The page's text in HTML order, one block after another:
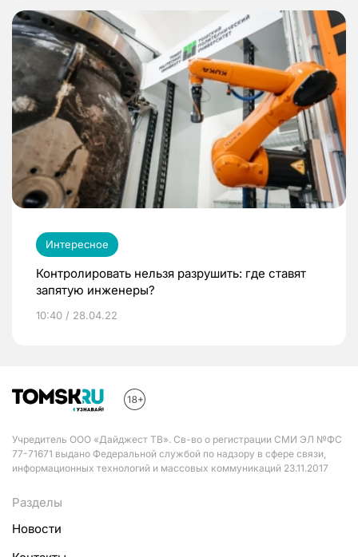
Интересное
Контролировать нельзя разрушить: где ставят
запятую инженеры?
10:40 / 28.04.22
Учредитель ООО «Дайджест ТВ». Св-во о регистрации СМИ ЭЛ №ФС
77-71671 выдано Федеральной службой по надзору в сфере связи,
информационных технологий и массовых коммуникаций 23.11.2017
Разделы
Новости